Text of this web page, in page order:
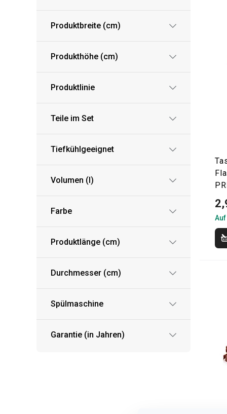
Produktbreite (cm)
Produkthöhe (cm)
Produktlinie
Teile im Set
Tiefkühlgeeignet
Volumen (l)
Farbe
Produktlänge (cm)
Durchmesser (cm)
Spülmaschine
Garantie (in Jahren)